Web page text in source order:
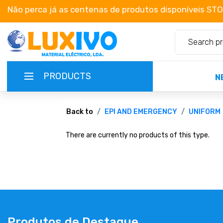
Não perca já as centenas de produtos disponíveis
PRODUCTS
NEW-PRODUCTS
TERMS OF SERVICE
CAMPAIGNS
Back to EPI AND EMERGENCY UNIFORM
There are currently no products of this type.